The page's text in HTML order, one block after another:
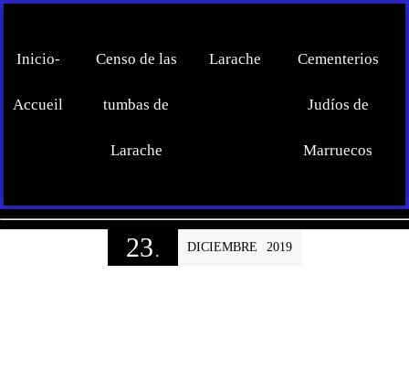
Inicio-
Accueil
Censo de las
tumbas de
Larache
Larache Cementerios
Judíos de
Marruecos
23. DICIEMBRE 2019